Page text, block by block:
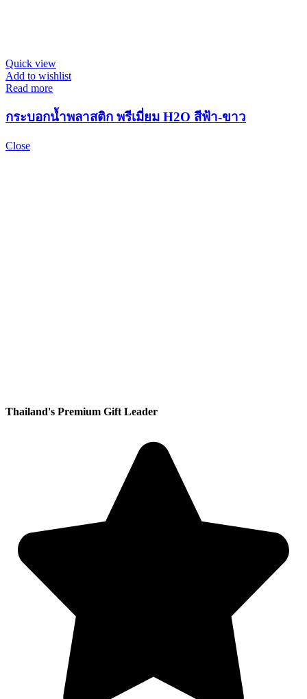
Quick view
Add to wishlist
Read more
กระบอกน้ำพลาสติก พรีเมี่ยม H2O สีฟ้า-ขาว
Close
Thailand's Premium Gift Leader